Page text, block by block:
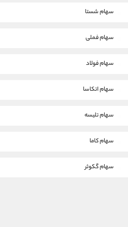
سهام شستا
سهام فملی
سهام فولاد
سهام اتکاسا
سهام تلیسه
سهام کاما
سهام گکوثر